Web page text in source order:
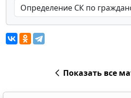
Показать все